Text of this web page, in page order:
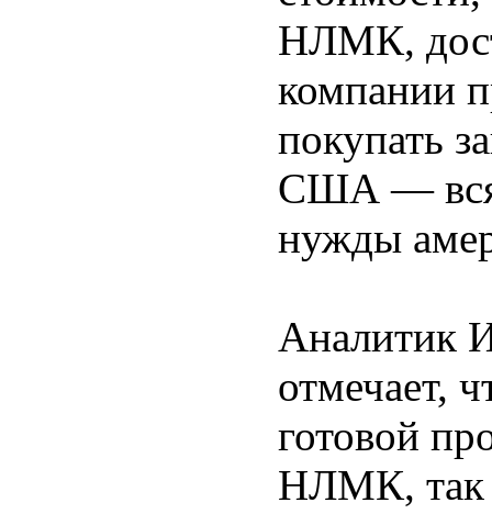
НЛМК,
компании
покупать
США — вся
нужды
Аналитик
отмечает,
готовой
НЛМК, так